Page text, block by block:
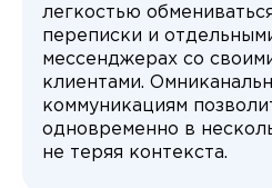
легкостью
переписки и
мессенджерах со
клиентами.
коммуникациям
одновременно в
не теряя контекста.